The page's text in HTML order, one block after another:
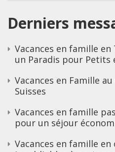
Derniers
Vacances en famille
un Paradis pour Petits
Vacances en Famille
Suisses
Vacances en famille
pour un séjour
Vacances en famille en